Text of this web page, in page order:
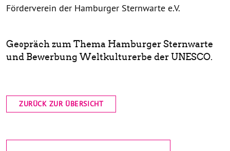
Förderverein der Hamburger Sternwarte e.V.
Gespräch zum Thema Hamburger Sternwarte
und Bewerbung Weltkulturerbe der UNESCO.
ZURÜCK ZUR ÜBERSICHT